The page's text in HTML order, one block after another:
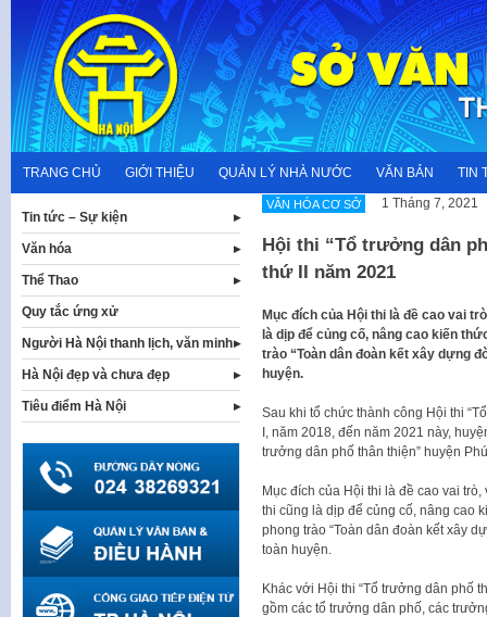
content
TRANG CHỦ GIỚI THIỆU QUẢN LÝ NHÀ NƯỚC VĂN BẢN TIN
VĂN HÓA CƠ SỞ 1 Tháng 7, 2021
Hội thi “Tổ trưởng dân
thứ II năm 2021
Mục đích của Hội thi là đề cao vai
là dịp để củng cố, nâng cao kiến
trào “Toàn dân đoàn kết xây dựng
huyện.
Sau khi tổ chức thành công Hội thi
I, năm 2018, đến năm 2021 này,
trưởng dân phố thân thiện” huyện
Mục đích của Hội thi là đề cao vai
thi cũng là dịp để củng cố, nâng cao
phong trào “Toàn dân đoàn kết xây
toàn huyện.
Khác với Hội thi “Tổ trưởng dân phố
gồm các tổ trưởng dân phố, các
Tin tức – Sự kiện
Văn hóa
Thể Thao
Quy tắc ứng xử
Người Hà Nội thanh lịch, văn minh
Hà Nội đẹp và chưa đẹp
Tiêu điểm Hà Nội